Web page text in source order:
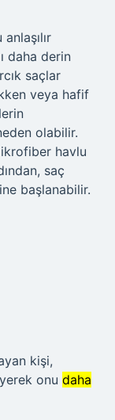
daha derin
saçlar
veya hafif
olabilir.
havlu
saç
başlanabilir.
kişi,
onu daha